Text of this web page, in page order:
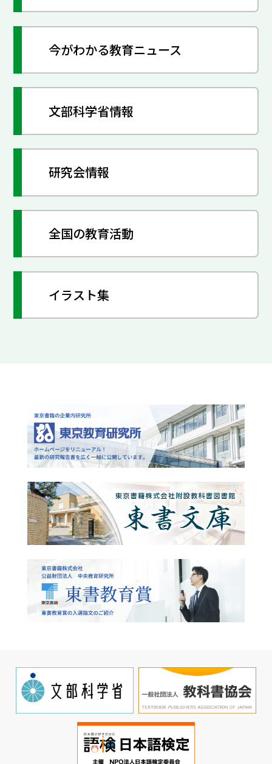
今がわかる教育ニュース
文部科学省情報
研究会情報
全国の教育活動
イラスト集